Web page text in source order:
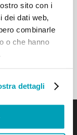
sito con i
dei dati web,
combinarle
o che hanno
dettagli